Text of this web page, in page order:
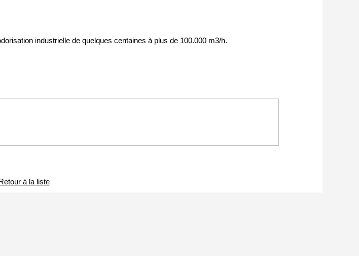
industrielle de quelques centaines à plus de 100.000 m3/h.
à la liste